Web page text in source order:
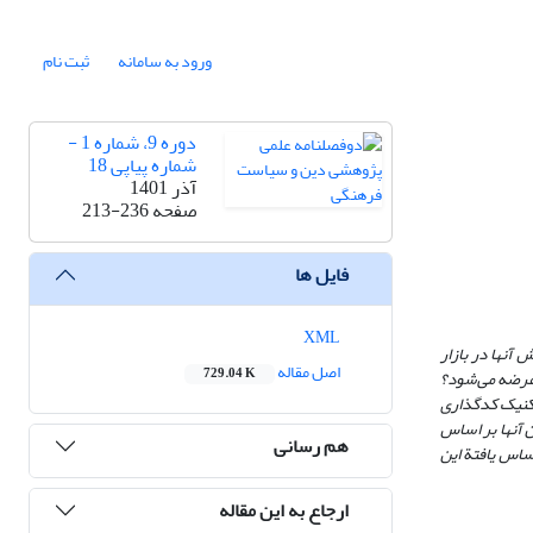
ورود به سامانه ثبت نام
در بازار
می‌شود؟
کدگذاری
بر اساس
یافتة این
دوره 9، شماره 1 -
شماره پیاپی 18
آذر 1401
صفحه213-236
فایل ها
اصل مقاله
729.04 K
هم رسانی
ارجاع به این مقاله